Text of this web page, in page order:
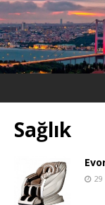
Sağlık
29